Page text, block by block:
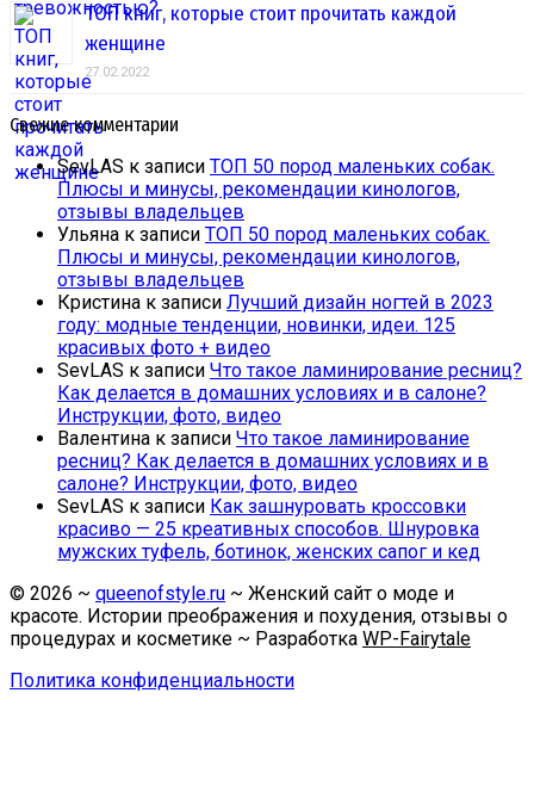
ТОП книг, которые стоит прочитать каждой
женщине
27.02.2022
Свежие комментарии
SevLAS к записи ТОП 50 пород маленьких собак.
Плюсы и минусы, рекомендации кинологов,
отзывы владельцев
Ульяна к записи ТОП 50 пород маленьких собак.
Плюсы и минусы, рекомендации кинологов,
отзывы владельцев
Кристина к записи Лучший дизайн ногтей в 2023
году: модные тенденции, новинки, идеи. 125
красивых фото + видео
SevLAS к записи Что такое ламинирование ресниц?
Как делается в домашних условиях и в салоне?
Инструкции, фото, видео
Валентина к записи Что такое ламинирование
ресниц? Как делается в домашних условиях и в
салоне? Инструкции, фото, видео
SevLAS к записи Как зашнуровать кроссовки
красиво — 25 креативных способов. Шнуровка
мужских туфель, ботинок, женских сапог и кед
© 2026 ~ queenofstyle.ru ~ Женский сайт о моде и
красоте. Истории преображения и похудения, отзывы о
процедурах и косметике ~ Разработка WP-Fairytale
Политика конфиденциальности